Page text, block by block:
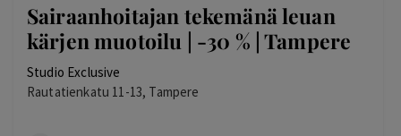
Sairaanhoitajan tekemänä leuan
kärjen muotoilu | -30 % | Tampere
Studio Exclusive
Rautatienkatu 11-13, Tampere